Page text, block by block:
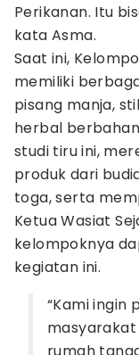
Perikanan. Itu
kata Asma.
Saat ini,
memiliki
pisang manja,
herbal
studi tiru ini,
produk dari
toga, serta
Ketua Wasiat
kelompoknya
kegiatan ini.
“Kami ingin
masyarakat